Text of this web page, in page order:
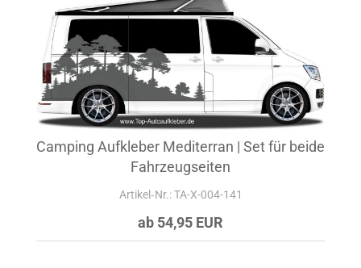
Camping Aufkleber Mediterran | Set für beide
Fahrzeugseiten
Artikel‑Nr.: TA-X-004-141
ab 54,95 EUR